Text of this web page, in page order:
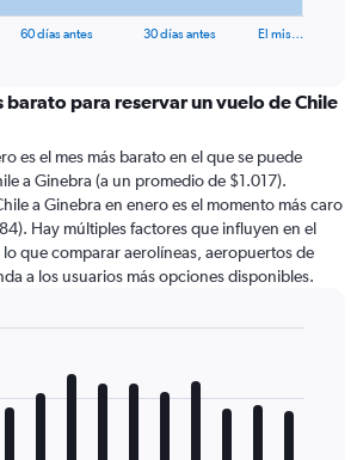
60 días antes 30 días antes El mis…
barato para reservar un vuelo de Chile
es el mes más barato en el que se puede
a Ginebra (a un promedio de $1.017).
a Ginebra en enero es el momento más caro
Hay múltiples factores que influyen en el
que comparar aerolíneas, aeropuertos de
a los usuarios más opciones disponibles.